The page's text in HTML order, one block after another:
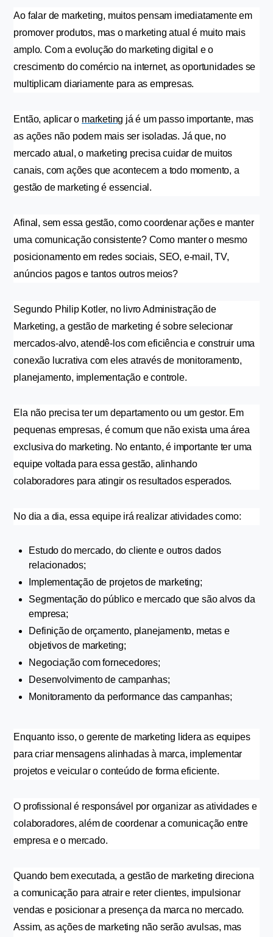
Ao falar de marketing, muitos pensam imediatamente em
promover produtos, mas o marketing atual é muito mais
amplo. Com a evolução do marketing digital e o
crescimento do comércio na internet, as oportunidades se
multiplicam diariamente para as empresas.
Então, aplicar o marketing já é um passo importante, mas
as ações não podem mais ser isoladas. Já que, no
mercado atual, o marketing precisa cuidar de muitos
canais, com ações que acontecem a todo momento, a
gestão de marketing é essencial.
Afinal, sem essa gestão, como coordenar ações e manter
uma comunicação consistente? Como manter o mesmo
posicionamento em redes sociais, SEO, e-mail, TV,
anúncios pagos e tantos outros meios?
Segundo Philip Kotler, no livro Administração de
Marketing, a gestão de marketing é sobre selecionar
mercados-alvo, atendê-los com eficiência e construir uma
conexão lucrativa com eles através de monitoramento,
planejamento, implementação e controle.
Ela não precisa ter um departamento ou um gestor. Em
pequenas empresas, é comum que não exista uma área
exclusiva do marketing. No entanto, é importante ter uma
equipe voltada para essa gestão, alinhando
colaboradores para atingir os resultados esperados.
No dia a dia, essa equipe irá realizar atividades como:
Estudo do mercado, do cliente e outros dados
relacionados;
Implementação de projetos de marketing;
Segmentação do público e mercado que são alvos da
empresa;
Definição de orçamento, planejamento, metas e
objetivos de marketing;
Negociação com fornecedores;
Desenvolvimento de campanhas;
Monitoramento da performance das campanhas;
Enquanto isso, o gerente de marketing lidera as equipes
para criar mensagens alinhadas à marca, implementar
projetos e veicular o conteúdo de forma eficiente.
O profissional é responsável por organizar as atividades e
colaboradores, além de coordenar a comunicação entre
empresa e o mercado.
Quando bem executada, a gestão de marketing direciona
a comunicação para atrair e reter clientes, impulsionar
vendas e posicionar a presença da marca no mercado.
Assim, as ações de marketing não serão avulsas, mas